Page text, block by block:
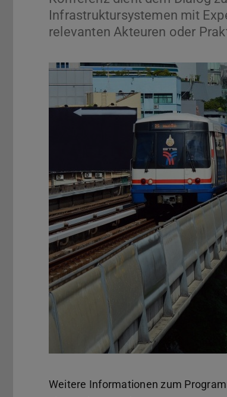
Infrastruktursystemen mit
relevanten Akteuren oder
Weitere Informationen zum